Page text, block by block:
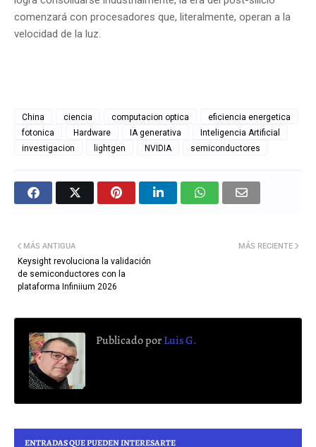
comenzará con procesadores que, literalmente, operan a la
velocidad de la luz.
China ciencia computacion optica
eficiencia energetica
fotonica
Hardware IA generativa
Inteligencia Artificial
investigacion
lightgen NVIDIA semiconductores
MÁS RECIENTE
MÁS ANTIGUA
Keysight revoluciona la validación
de semiconductores con la
plataforma Infiniium 2026
Publicado porLuis G.
ENTRADAS QUE PUEDEN INTERESARTE